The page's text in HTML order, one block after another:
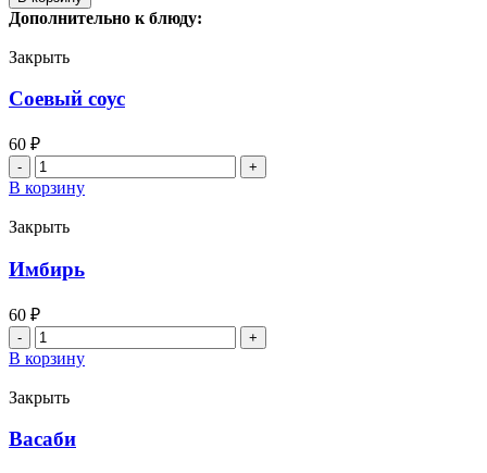
Сливочный
лосось
Дополнительно к блюду:
Закрыть
Соевый соус
60 ₽
Количество
товара
Соевый
соус
В корзину
Закрыть
Имбирь
60 ₽
Количество
товара
Имбирь
В корзину
Закрыть
Васаби